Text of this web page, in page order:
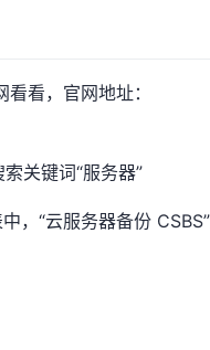
看，官网地址：
关键词“服务器”
，“云服务器备份